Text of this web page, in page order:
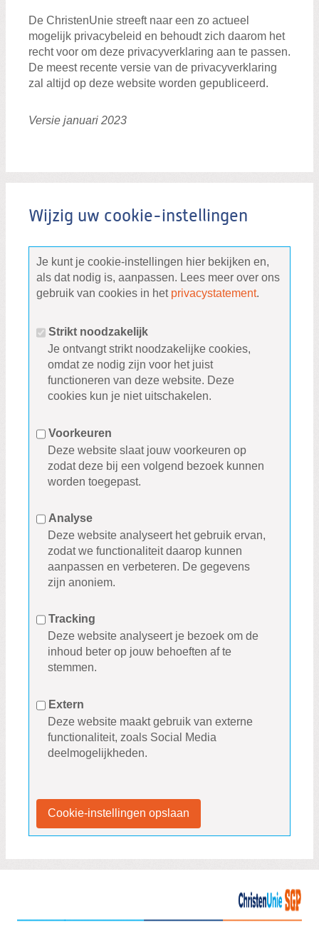
De ChristenUnie streeft naar een zo actueel
mogelijk privacybeleid en behoudt zich daarom het
recht voor om deze privacyverklaring aan te passen.
De meest recente versie van de privacyverklaring
zal altijd op deze website worden gepubliceerd.
Versie januari 2023
Wijzig uw cookie-instellingen
Je kunt je cookie-instellingen hier bekijken en,
als dat nodig is, aanpassen. Lees meer over ons
gebruik van cookies in het privacystatement.
Strikt noodzakelijk
Je ontvangt strikt noodzakelijke cookies,
omdat ze nodig zijn voor het juist
functioneren van deze website. Deze
cookies kun je niet uitschakelen.
Voorkeuren
Deze website slaat jouw voorkeuren op
zodat deze bij een volgend bezoek kunnen
worden toegepast.
Analyse
Deze website analyseert het gebruik ervan,
zodat we functionaliteit daarop kunnen
aanpassen en verbeteren. De gegevens
zijn anoniem.
Tracking
Deze website analyseert je bezoek om de
inhoud beter op jouw behoeften af te
stemmen.
Extern
Deze website maakt gebruik van externe
functionaliteit, zoals Social Media
deelmogelijkheden.
Cookie-instellingen opslaan